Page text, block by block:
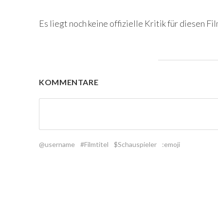
Es liegt noch keine offizielle Kritik für diesen
KOMMENTARE
@username #Filmtitel $Schauspieler :emoji